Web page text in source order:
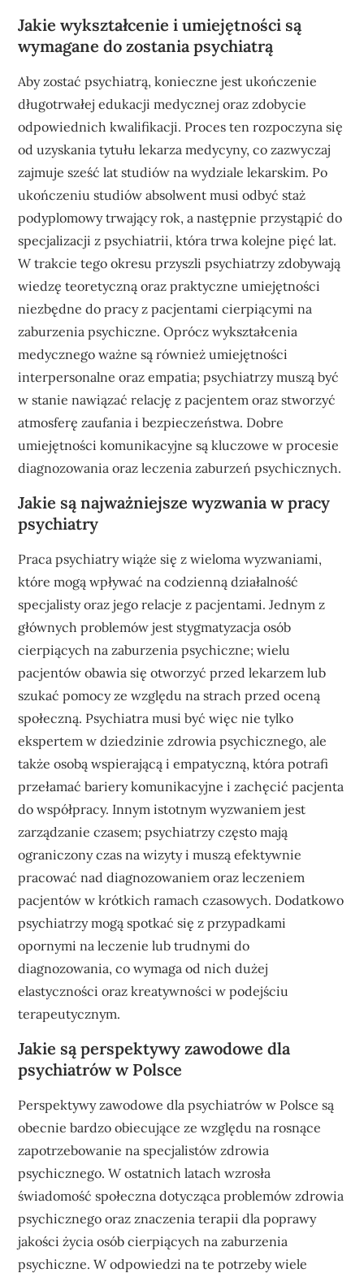
Jakie wykształcenie i umiejętności są
wymagane do zostania psychiatrą
Aby zostać psychiatrą, konieczne jest ukończenie
długotrwałej edukacji medycznej oraz zdobycie
odpowiednich kwalifikacji. Proces ten rozpoczyna się
od uzyskania tytułu lekarza medycyny, co zazwyczaj
zajmuje sześć lat studiów na wydziale lekarskim. Po
ukończeniu studiów absolwent musi odbyć staż
podyplomowy trwający rok, a następnie przystąpić do
specjalizacji z psychiatrii, która trwa kolejne pięć lat.
W trakcie tego okresu przyszli psychiatrzy zdobywają
wiedzę teoretyczną oraz praktyczne umiejętności
niezbędne do pracy z pacjentami cierpiącymi na
zaburzenia psychiczne. Oprócz wykształcenia
medycznego ważne są również umiejętności
interpersonalne oraz empatia; psychiatrzy muszą być
w stanie nawiązać relację z pacjentem oraz stworzyć
atmosferę zaufania i bezpieczeństwa. Dobre
umiejętności komunikacyjne są kluczowe w procesie
diagnozowania oraz leczenia zaburzeń psychicznych.
Jakie są najważniejsze wyzwania w pracy
psychiatry
Praca psychiatry wiąże się z wieloma wyzwaniami,
które mogą wpływać na codzienną działalność
specjalisty oraz jego relacje z pacjentami. Jednym z
głównych problemów jest stygmatyzacja osób
cierpiących na zaburzenia psychiczne; wielu
pacjentów obawia się otworzyć przed lekarzem lub
szukać pomocy ze względu na strach przed oceną
społeczną. Psychiatra musi być więc nie tylko
ekspertem w dziedzinie zdrowia psychicznego, ale
także osobą wspierającą i empatyczną, która potrafi
przełamać bariery komunikacyjne i zachęcić pacjenta
do współpracy. Innym istotnym wyzwaniem jest
zarządzanie czasem; psychiatrzy często mają
ograniczony czas na wizyty i muszą efektywnie
pracować nad diagnozowaniem oraz leczeniem
pacjentów w krótkich ramach czasowych. Dodatkowo
psychiatrzy mogą spotkać się z przypadkami
opornymi na leczenie lub trudnymi do
diagnozowania, co wymaga od nich dużej
elastyczności oraz kreatywności w podejściu
terapeutycznym.
Jakie są perspektywy zawodowe dla
psychiatrów w Polsce
Perspektywy zawodowe dla psychiatrów w Polsce są
obecnie bardzo obiecujące ze względu na rosnące
zapotrzebowanie na specjalistów zdrowia
psychicznego. W ostatnich latach wzrosła
świadomość społeczna dotycząca problemów zdrowia
psychicznego oraz znaczenia terapii dla poprawy
jakości życia osób cierpiących na zaburzenia
psychiczne. W odpowiedzi na te potrzeby wiele